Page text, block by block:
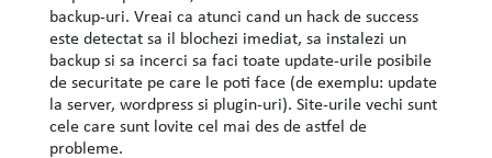
backup-uri. Vreai ca atunci cand un hack de success
este detectat sa il blochezi imediat, sa instalezi un
backup si sa incerci sa faci toate update-urile posibile
de securitate pe care le poti face (de exemplu: update
la server, wordpress si plugin-uri). Site-urile vechi sunt
cele care sunt lovite cel mai des de astfel de
probleme.